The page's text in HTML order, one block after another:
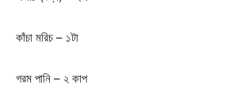
কাঁচা মরিচ – ১টা
গরম পানি – ২ কাপ